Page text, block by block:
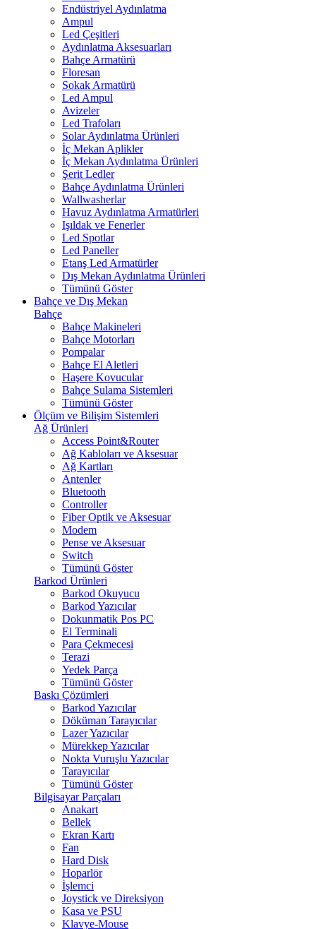
Endüstriyel Aydınlatma
Ampul
Led Çeşitleri
Aydınlatma Aksesuarları
Bahçe Armatürü
Floresan
Sokak Armatürü
Led Ampul
Avizeler
Led Trafoları
Solar Aydınlatma Ürünleri
İç Mekan Aplikler
İç Mekan Aydınlatma Ürünleri
Şerit Ledler
Bahçe Aydınlatma Ürünleri
Wallwasherlar
Havuz Aydınlatma Armatürleri
Işıldak ve Fenerler
Led Spotlar
Led Paneller
Etanş Led Armatürler
Dış Mekan Aydınlatma Ürünleri
Tümünü Göster
Bahçe ve Dış Mekan
Bahçe
Bahçe Makineleri
Bahçe Motorları
Pompalar
Bahçe El Aletleri
Haşere Kovucular
Bahçe Sulama Sistemleri
Tümünü Göster
Ölçüm ve Bilişim Sistemleri
Ağ Ürünleri
Access Point&Router
Ağ Kabloları ve Aksesuar
Ağ Kartları
Antenler
Bluetooth
Controller
Fiber Optik ve Aksesuar
Modem
Pense ve Aksesuar
Switch
Tümünü Göster
Barkod Ürünleri
Barkod Okuyucu
Barkod Yazıcılar
Dokunmatik Pos PC
El Terminali
Para Çekmecesi
Terazi
Yedek Parça
Tümünü Göster
Baskı Çözümleri
Barkod Yazıcılar
Döküman Tarayıcılar
Lazer Yazıcılar
Mürekkep Yazıcılar
Nokta Vuruşlu Yazıcılar
Tarayıcılar
Tümünü Göster
Bilgisayar Parçaları
Anakart
Bellek
Ekran Kartı
Fan
Hard Disk
Hoparlör
İşlemci
Joystick ve Direksiyon
Kasa ve PSU
Klavye-Mouse